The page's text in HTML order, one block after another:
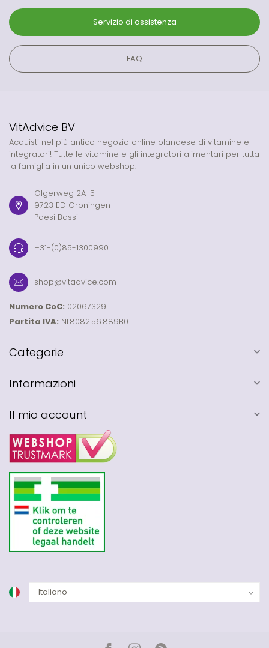
Servizio di assistenza
FAQ
VitAdvice BV
Acquisti nel più antico negozio online olandese di vitamine e
integratori! Tutte le vitamine e gli integratori alimentari per tutta
la famiglia in un unico webshop.
Olgerweg 2A-5
9723 ED Groningen
Paesi Bassi
+31-(0)85-1300990
shop@vitadvice.com
Numero CoC: 02067329
Partita IVA: NL8082.56.889B01
Categorie
Informazioni
Il mio account